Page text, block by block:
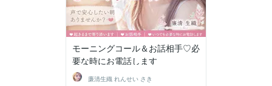
モーニングコール＆お話相手♡必
要な時にお電話します
廉清生織 れんせい さき